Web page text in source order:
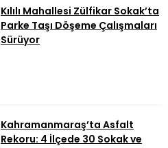
Kılılı Mahallesi Zülfikar Sokak’ta
Parke Taşı Döşeme Çalışmaları
Sürüyor
Kahramanmaraş’ta Asfalt
Rekoru: 4 İlçede 30 Sokak ve